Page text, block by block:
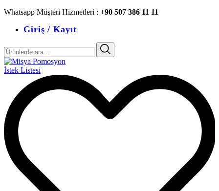
Whatsapp Müşteri Hizmetleri : +90 507 386 11 11
Giriş / Kayıt
Ara:
İstek Listesi